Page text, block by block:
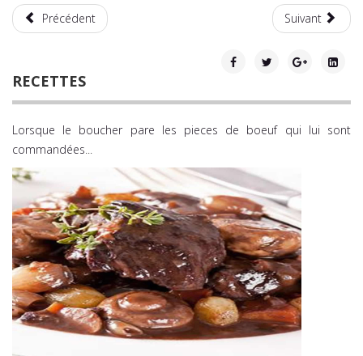
Précédent Suivant
RECETTES
Lorsque le boucher pare les pieces de boeuf qui lui sont
commandées...